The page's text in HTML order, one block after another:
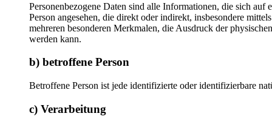
Personenbezogene Daten sind alle Informationen, die sich
Person angesehen, die direkt oder indirekt, insbesondere
mehreren besonderen Merkmalen, die Ausdruck der
werden kann.
b) betroffene Person
Betroffene Person ist jede identifizierte oder identifizierbare
c) Verarbeitung